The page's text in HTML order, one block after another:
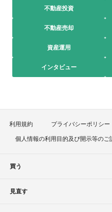
不動産投資
不動産売却
資産運用
インタビュー
利用規約 プライバシーポリシー
個人情報の利用目的及び開示等のご
買う
見直す